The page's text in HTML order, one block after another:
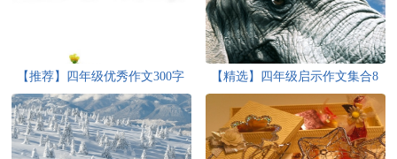
【推荐】四年级优秀作文300字
汇编9篇
【精选】四年级启示作文集合8
篇